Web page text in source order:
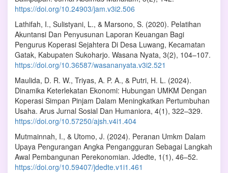
https://doi.org/10.24903/jam.v3i2.506
Lathifah, I., Sulistyani, L., & Marsono, S. (2020). Pelatihan
Akuntansi Dan Penyusunan Laporan Keuangan Bagi
Pengurus Koperasi Sejahtera Di Desa Luwang, Kecamatan
Gatak, Kabupaten Sukoharjo. Wasana Nyata, 3(2), 104–107.
https://doi.org/10.36587/wasananyata.v3i2.521
Maulida, D. R. W., Triyas, A. P. A., & Putri, H. L. (2024).
Dinamika Keterlekatan Ekonomi: Hubungan UMKM Dengan
Koperasi Simpan Pinjam Dalam Meningkatkan Pertumbuhan
Usaha. Arus Jurnal Sosial Dan Humaniora, 4(1), 322–329.
https://doi.org/10.57250/ajsh.v4i1.404
Mutmainnah, I., & Utomo, J. (2024). Peranan Umkm Dalam
Upaya Pengurangan Angka Pengangguran Sebagai Langkah
Awal Pembangunan Perekonomian. Jdedte, 1(1), 46–52.
https://doi.org/10.59407/jdedte.v1i1.461